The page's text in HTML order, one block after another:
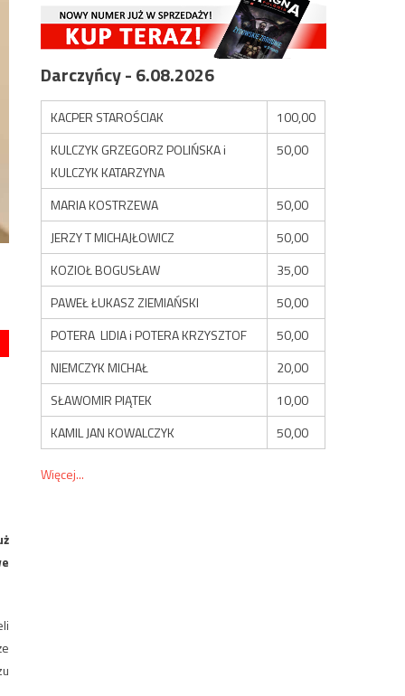
Darczyńcy - 6.08.2026
KACPER STAROŚCIAK
100,00
KULCZYK GRZEGORZ POLIŃSKA i
KULCZYK KATARZYNA
50,00
MARIA KOSTRZEWA
50,00
JERZY T MICHAJŁOWICZ
50,00
KOZIOŁ BOGUSŁAW
35,00
PAWEŁ ŁUKASZ ZIEMIAŃSKI
50,00
POTERA LIDIA i POTERA KRZYSZTOF
50,00
NIEMCZYK MICHAŁ
20,00
SŁAWOMIR PIĄTEK
10,00
KAMIL JAN KOWALCZYK
50,00
Więcej...